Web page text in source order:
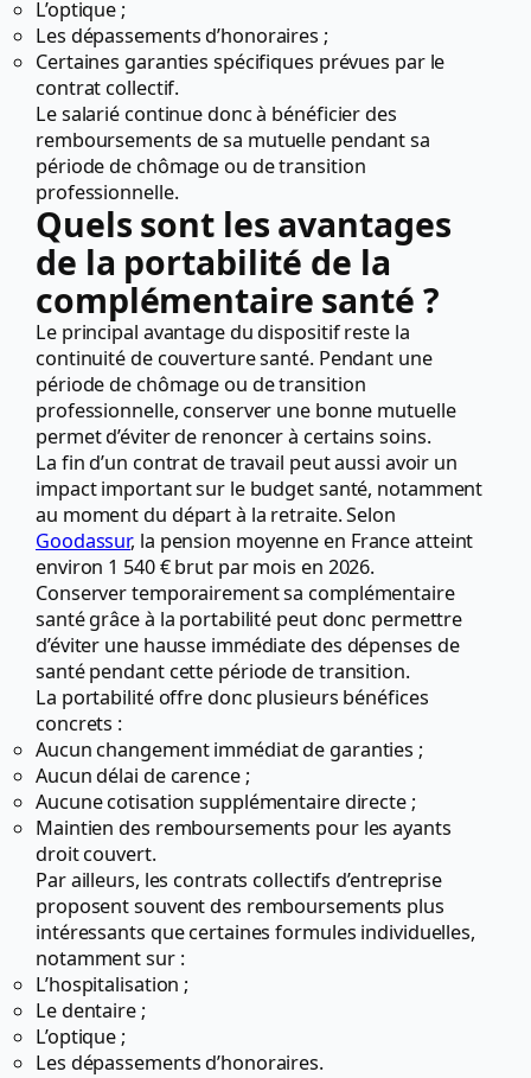
L’optique ;
Les dépassements d’honoraires ;
Certaines garanties spécifiques prévues par le
contrat collectif.
Le salarié continue donc à bénéficier des
remboursements de sa mutuelle pendant sa
période de chômage ou de transition
professionnelle.
Quels sont les avantages
de la portabilité de la
complémentaire santé ?
Le principal avantage du dispositif reste la
continuité de couverture santé. Pendant une
période de chômage ou de transition
professionnelle, conserver une bonne mutuelle
permet d’éviter de renoncer à certains soins.
La fin d’un contrat de travail peut aussi avoir un
impact important sur le budget santé, notamment
au moment du départ à la retraite. Selon
Goodassur, la pension moyenne en France atteint
environ 1 540 € brut par mois en 2026.
Conserver temporairement sa complémentaire
santé grâce à la portabilité peut donc permettre
d’éviter une hausse immédiate des dépenses de
santé pendant cette période de transition.
La portabilité offre donc plusieurs bénéfices
concrets :
Aucun changement immédiat de garanties ;
Aucun délai de carence ;
Aucune cotisation supplémentaire directe ;
Maintien des remboursements pour les ayants
droit couvert.
Par ailleurs, les contrats collectifs d’entreprise
proposent souvent des remboursements plus
intéressants que certaines formules individuelles,
notamment sur :
L’hospitalisation ;
Le dentaire ;
L’optique ;
Les dépassements d’honoraires.